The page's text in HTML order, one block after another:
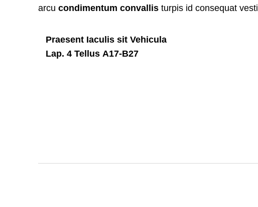
arcu condimentum convallis turpis id consequat
Praesent Iaculis sit Vehicula
Lap. 4 Tellus A17-B27